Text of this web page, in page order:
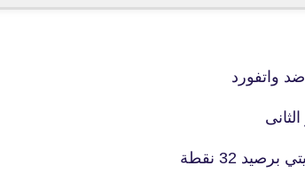
واتفورد